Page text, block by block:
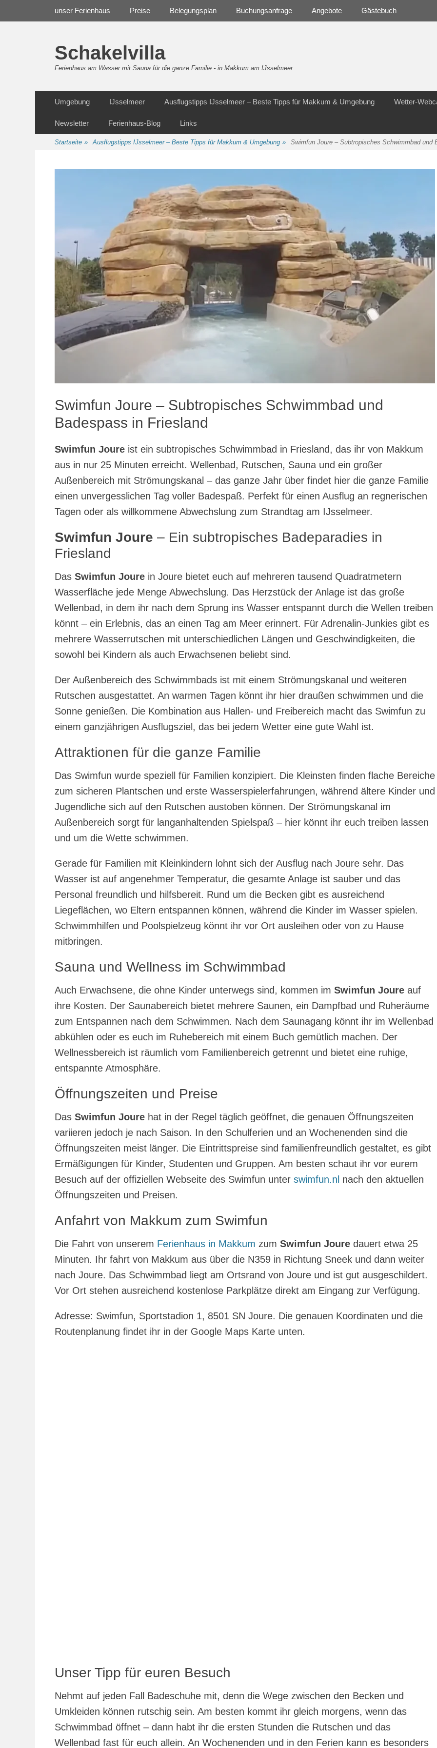
unser Ferienhaus Preise Belegungsplan Buchungsanfrage Angebote Gästebuch
Schakelvilla
Ferienhaus am Wasser mit Sauna für die ganze Familie - in Makkum am IJsselmeer
Inhalt
Umgebung IJsselmeer Ausflugstipps IJsselmeer – Beste Tipps für Makkum & Umgebung Wetter-
Newsletter Ferienhaus-Blog Links
Startseite » Ausflugstipps IJsselmeer – Beste Tipps für Makkum & Umgebung » Swimfun Joure – Subtropisches Schwimmbad und
Swimfun Joure – Subtropisches Schwimmbad und
Badespass in Friesland
Swimfun Joure ist ein subtropisches Schwimmbad in Friesland, das ihr von Makkum
aus in nur 25 Minuten erreicht. Wellenbad, Rutschen, Sauna und ein großer
Außenbereich mit Strömungskanal – das ganze Jahr über findet hier die ganze Familie
einen unvergesslichen Tag voller Badespaß. Perfekt für einen Ausflug an regnerischen
Tagen oder als willkommene Abwechslung zum Strandtag am IJsselmeer.
Swimfun Joure – Ein subtropisches Badeparadies in
Friesland
Das Swimfun Joure in Joure bietet euch auf mehreren tausend Quadratmetern
Wasserfläche jede Menge Abwechslung. Das Herzstück der Anlage ist das große
Wellenbad, in dem ihr nach dem Sprung ins Wasser entspannt durch die Wellen treiben
könnt – ein Erlebnis, das an einen Tag am Meer erinnert. Für Adrenalin-Junkies gibt es
mehrere Wasserrutschen mit unterschiedlichen Längen und Geschwindigkeiten, die
sowohl bei Kindern als auch Erwachsenen beliebt sind.
Der Außenbereich des Schwimmbads ist mit einem Strömungskanal und weiteren
Rutschen ausgestattet. An warmen Tagen könnt ihr hier draußen schwimmen und die
Sonne genießen. Die Kombination aus Hallen- und Freibereich macht das Swimfun zu
einem ganzjährigen Ausflugsziel, das bei jedem Wetter eine gute Wahl ist.
Attraktionen für die ganze Familie
Das Swimfun wurde speziell für Familien konzipiert. Die Kleinsten finden flache Bereiche
zum sicheren Plantschen und erste Wasserspielerfahrungen, während ältere Kinder und
Jugendliche sich auf den Rutschen austoben können. Der Strömungskanal im
Außenbereich sorgt für langanhaltenden Spielspaß – hier könnt ihr euch treiben lassen
und um die Wette schwimmen.
Gerade für Familien mit Kleinkindern lohnt sich der Ausflug nach Joure sehr. Das
Wasser ist auf angenehmer Temperatur, die gesamte Anlage ist sauber und das
Personal freundlich und hilfsbereit. Rund um die Becken gibt es ausreichend
Liegeflächen, wo Eltern entspannen können, während die Kinder im Wasser spielen.
Schwimmhilfen und Poolspielzeug könnt ihr vor Ort ausleihen oder von zu Hause
mitbringen.
Sauna und Wellness im Schwimmbad
Auch Erwachsene, die ohne Kinder unterwegs sind, kommen im Swimfun Joure auf
ihre Kosten. Der Saunabereich bietet mehrere Saunen, ein Dampfbad und Ruheräume
zum Entspannen nach dem Schwimmen. Nach dem Saunagang könnt ihr im Wellenbad
abkühlen oder es euch im Ruhebereich mit einem Buch gemütlich machen. Der
Wellnessbereich ist räumlich vom Familienbereich getrennt und bietet eine ruhige,
entspannte Atmosphäre.
Öffnungszeiten und Preise
Das Swimfun Joure hat in der Regel täglich geöffnet, die genauen Öffnungszeiten
variieren jedoch je nach Saison. In den Schulferien und an Wochenenden sind die
Öffnungszeiten meist länger. Die Eintrittspreise sind familienfreundlich gestaltet, es gibt
Ermäßigungen für Kinder, Studenten und Gruppen. Am besten schaut ihr vor eurem
Besuch auf der offiziellen Webseite des Swimfun unter swimfun.nl nach den aktuellen
Öffnungszeiten und Preisen.
Anfahrt von Makkum zum Swimfun
Die Fahrt von unserem Ferienhaus in Makkum zum Swimfun Joure dauert etwa 25
Minuten. Ihr fahrt von Makkum aus über die N359 in Richtung Sneek und dann weiter
nach Joure. Das Schwimmbad liegt am Ortsrand von Joure und ist gut ausgeschildert.
Vor Ort stehen ausreichend kostenlose Parkplätze direkt am Eingang zur Verfügung.
Adresse: Swimfun, Sportstadion 1, 8501 SN Joure. Die genauen Koordinaten und die
Routenplanung findet ihr in der Google Maps Karte unten.
Unser Tipp für euren Besuch
Nehmt auf jeden Fall Badeschuhe mit, denn die Wege zwischen den Becken und
Umkleiden können rutschig sein. Am besten kommt ihr gleich morgens, wenn das
Schwimmbad öffnet – dann habt ihr die ersten Stunden die Rutschen und das
Wellenbad fast für euch allein. An Wochenenden und in den Ferien kann es besonders